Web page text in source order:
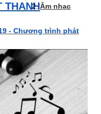
THANHÂm nhạc
- Chương trình phát